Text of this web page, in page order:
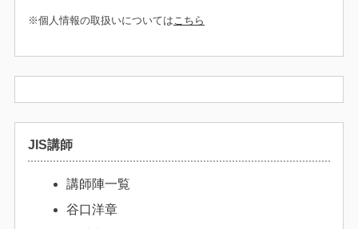
※個人情報の取扱いについてはこちら
JIS講師
講師陣一覧
谷口洋章